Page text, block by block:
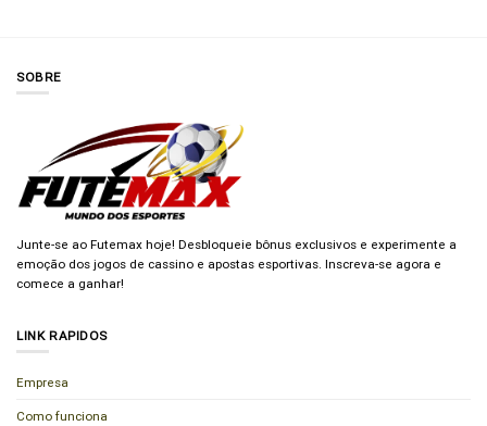
SOBRE
Junte-se ao Futemax hoje! Desbloqueie bônus exclusivos e experimente a
emoção dos jogos de cassino e apostas esportivas. Inscreva-se agora e
comece a ganhar!
LINK RAPIDOS
Empresa
Como funciona